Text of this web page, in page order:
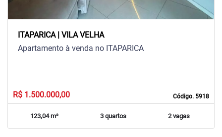
ITAPARICA | VILA VELHA
Código. 5918
Apartamento à venda no ITAPARICA
R$ 1.500.000,00
123,04 m² 3 quartos 2 vagas